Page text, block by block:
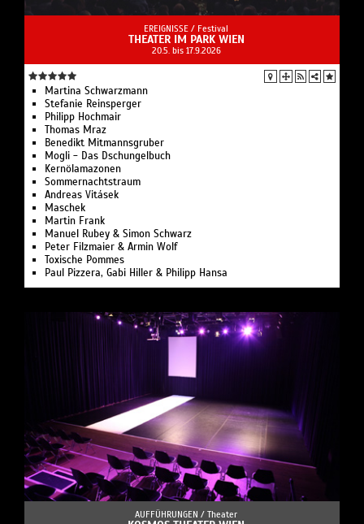
EREIGNISSE / Festival
THEATER IM PARK WIEN
20.5. bis 17.9.2026
Martina Schwarzmann
Stefanie Reinsperger
Philipp Hochmair
Thomas Mraz
Benedikt Mitmannsgruber
Mogli - Das Dschungelbuch
Kernölamazonen
Sommernachts­traum
Andreas Vitásek
Maschek
Martin Frank
Manuel Rubey & Simon Schwarz
Peter Filzmaier & Armin Wolf
Toxische Pommes
Paul Pizzera, Gabi Hiller & Philipp Hansa
AUFFÜHRUNGEN / Theater